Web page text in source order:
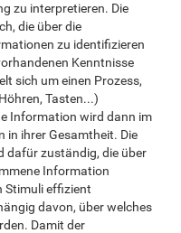
zu interpretieren. Die
die über die
zu identifizieren
Kenntnisse
sich um einen Prozess,
Tasten...)
Information wird dann im
in ihrer Gesamtheit. Die
dafür zuständig, die über
Information
Stimuli effizient
davon, über welches
Damit der